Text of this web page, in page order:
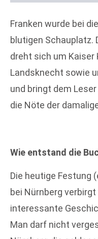
Franken wurde bei
blutigen Schauplatz.
dreht sich um Kaiser
Landsknecht sowie
und bringt dem
die Nöte der
Wie entstand die
Die heutige Festung
bei Nürnberg
interessante
Man darf nicht